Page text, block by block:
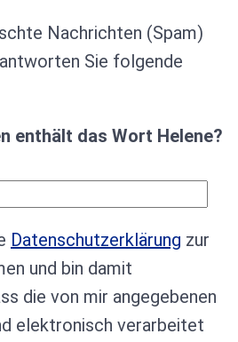
Nachrichten (Spam)
Sie folgende
enthält das Wort Helene?
Datenschutzerklärung zur
und bin damit
die von mir angegebenen
elektronisch verarbeitet